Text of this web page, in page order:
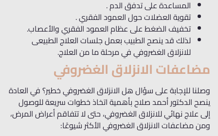
المساعدة على تدفق الدم .
تقوية العضلات حول العمود الفقري .
تخفيف الضغط على عظام العمود الفقري والأعصاب.
لذلك قد ينصح الطبيب بعمل جلسات العلاج الطبيعى
للانزلاق الغضروفي في مرحلة ما من العلاج.
مضاعفات الانزلاق الغضروفي
وصلنا للإجابة على سؤال هل الانزلاق الغضروفي خطير؟ في العادة
ينصح الدكتور أحمد صلاح بأهمية اتخاذ خطوات سريعة للوصول
إلى علاج نهائي للانزلاق الغضروفي، حتى لا تتفاقم أعراض المرض،
ومن مضاعفات الانزلاق الغضروفي الأكثر شيوعًا: